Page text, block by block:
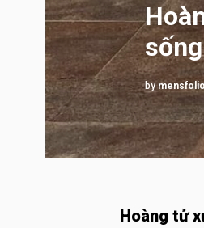
bymensfolio
Hoàng tử